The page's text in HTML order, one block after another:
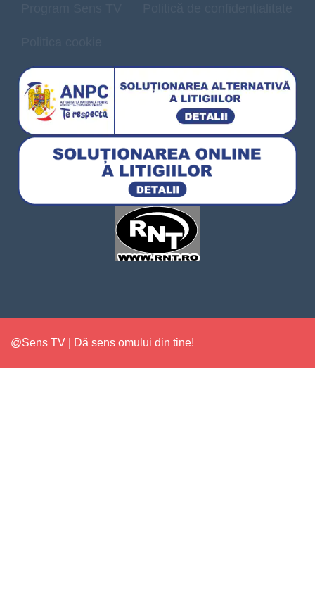
@Sens TV | Dă sens omului din tine!